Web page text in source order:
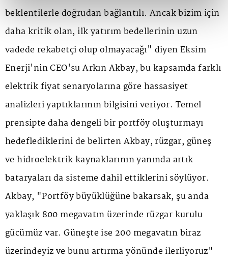
beklentilerle doğrudan bağlantılı. Ancak bizim için
daha kritik olan, ilk yatırım bedellerinin uzun
vadede rekabetçi olup olmayacağı" diyen Eksim
Enerji'nin CEO'su Arkın Akbay, bu kapsamda farklı
elektrik fiyat senaryolarına göre hassasiyet
analizleri yaptıklarının bilgisini veriyor. Temel
prensipte daha dengeli bir portföy oluşturmayı
hedeflediklerini de belirten Akbay, rüzgar, güneş
ve hidroelektrik kaynaklarının yanında artık
bataryaları da sisteme dahil ettiklerini söylüyor.
Akbay, "Portföy büyüklüğüne bakarsak, şu anda
yaklaşık 800 megavatın üzerinde rüzgar kurulu
gücümüz var. Güneşte ise 200 megavatın biraz
üzerindeyiz ve bunu artırma yönünde ilerliyoruz"